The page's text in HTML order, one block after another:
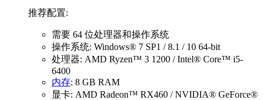
推荐配置:
需要 64 位处理器和操作系统
操作系统: Windows® 7 SP1 / 8.1 / 10 64-bit
处理器: AMD Ryzen™ 3 1200 / Intel® Core™ i5-
6400
内存: 8 GB RAM
显卡: AMD Radeon™ RX460 / NVIDIA® GeForce®